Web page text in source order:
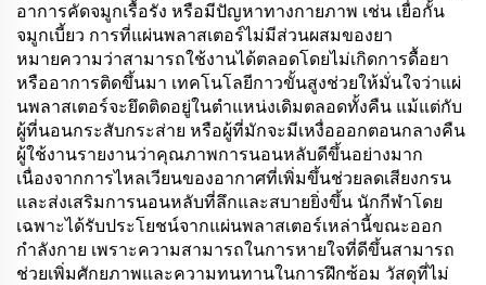
อาการคัดจมูกเรื้อรัง หรือมีปัญหาทางกายภาพ เช่น เยื่อกั้น
จมูกเบี้ยว การที่แผ่นพลาสเตอร์ไม่มีส่วนผสมของยา
หมายความว่าสามารถใช้งานได้ตลอดโดยไม่เกิดการดื้อยา
หรืออาการติดขึ้นมา เทคโนโลยีกาวขั้นสูงช่วยให้มั่นใจว่าแผ่
นพลาสเตอร์จะยึดติดอยู่ในตำแหน่งเดิมตลอดทั้งคืน แม้แต่กับ
ผู้ที่นอนกระสับกระส่าย หรือผู้ที่มักจะมีเหงื่อออกตอนกลางคืน
ผู้ใช้งานรายงานว่าคุณภาพการนอนหลับดีขึ้นอย่างมาก
เนื่องจากการไหลเวียนของอากาศที่เพิ่มขึ้นช่วยลดเสียงกรน
และส่งเสริมการนอนหลับที่ลึกและสบายยิ่งขึ้น นักกีฬาโดย
เฉพาะได้รับประโยชน์จากแผ่นพลาสเตอร์เหล่านี้ขณะออก
กำลังกาย เพราะความสามารถในการหายใจที่ดีขึ้นสามารถ
ช่วยเพิ่มศักยภาพและความทนทานในการฝึกซ้อม วัสดุที่ไม่